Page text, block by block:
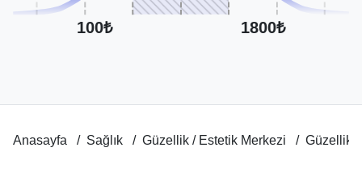
100₺ 1800₺
Anasayfa Sağlık Güzellik / Estetik Merkezi Güzellik /